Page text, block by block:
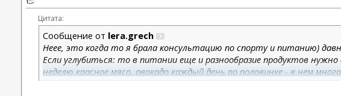
Цитата:
Сообщение от lera.grech
Неее, это когда то я брала консультацию по спорту и питанию)
Если углубиться: то в питании еще и разнообразие продуктов
неделю красное мясо, авокадо каждый день по половинке - в нем